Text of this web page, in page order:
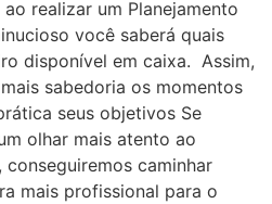
realizar um Planejamento
você saberá quais
disponível em caixa. Assim,
sabedoria os momentos
seus objetivos Se
olhar mais atento ao
conseguiremos caminhar
mais profissional para o